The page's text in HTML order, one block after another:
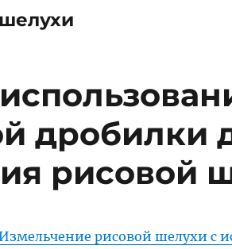
дробилки
рисовой
рисовой шелухи с